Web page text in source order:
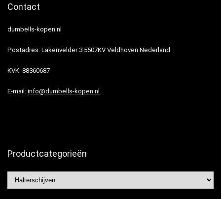
Contact
dumbells-kopen.nl
Postadres: Lakenvelder 3 5507KV Veldhoven Nederland
KVK: 88360687
E-mail: info@dumbells-kopen.nl
Productcategorieën